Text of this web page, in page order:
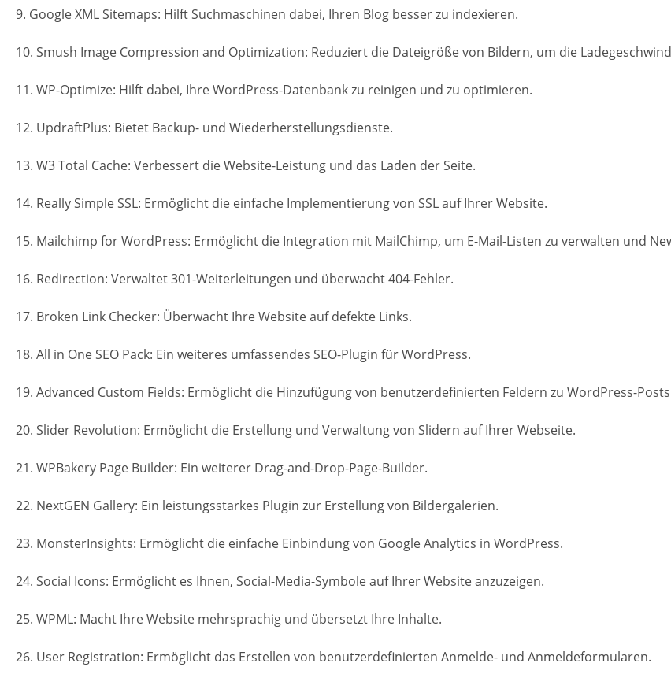
9. Google XML Sitemaps: Hilft Suchmaschinen dabei, Ihren Blog besser zu indexieren.
10. Smush Image Compression and Optimization: Reduziert die Dateigröße von Bildern, um die
11. WP-Optimize: Hilft dabei, Ihre WordPress-Datenbank zu reinigen und zu optimieren.
12. UpdraftPlus: Bietet Backup- und Wiederherstellungsdienste.
13. W3 Total Cache: Verbessert die Website-Leistung und das Laden der Seite.
14. Really Simple SSL: Ermöglicht die einfache Implementierung von SSL auf Ihrer Website.
15. Mailchimp for WordPress: Ermöglicht die Integration mit MailChimp, um E-Mail-Listen zu verwalten und
16. Redirection: Verwaltet 301-Weiterleitungen und überwacht 404-Fehler.
17. Broken Link Checker: Überwacht Ihre Website auf defekte Links.
18. All in One SEO Pack: Ein weiteres umfassendes SEO-Plugin für WordPress.
19. Advanced Custom Fields: Ermöglicht die Hinzufügung von benutzerdefinierten Feldern zu WordPress-
20. Slider Revolution: Ermöglicht die Erstellung und Verwaltung von Slidern auf Ihrer Webseite.
21. WPBakery Page Builder: Ein weiterer Drag-and-Drop-Page-Builder.
22. NextGEN Gallery: Ein leistungsstarkes Plugin zur Erstellung von Bildergalerien.
23. MonsterInsights: Ermöglicht die einfache Einbindung von Google Analytics in WordPress.
24. Social Icons: Ermöglicht es Ihnen, Social-Media-Symbole auf Ihrer Website anzuzeigen.
25. WPML: Macht Ihre Website mehrsprachig und übersetzt Ihre Inhalte.
26. User Registration: Ermöglicht das Erstellen von benutzerdefinierten Anmelde- und Anmeldeformularen.